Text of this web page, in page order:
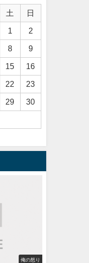
土 日
1 2
8 9
15 16
22 23
29 30
俺の怒り